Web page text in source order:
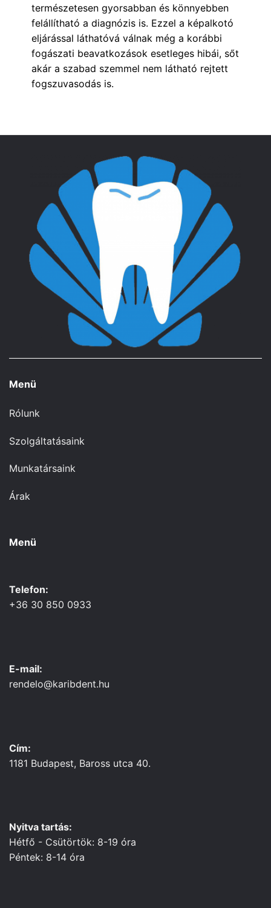
természetesen gyorsabban és könnyebben
felállítható a diagnózis is. Ezzel a képalkotó
eljárással láthatóvá válnak még a korábbi
fogászati beavatkozások esetleges hibái, sőt
akár a szabad szemmel nem látható rejtett
fogszuvasodás is.
Menü
Rólunk
Szolgáltatásaink
Munkatársaink
Árak
Menü
Telefon:
+36 30 850 0933
E-mail:
rendelo@karibdent.hu
Cím:
1181 Budapest, Baross utca 40.
Nyitva tartás:
Hétfő - Csütörtök: 8-19 óra
Péntek: 8-14 óra